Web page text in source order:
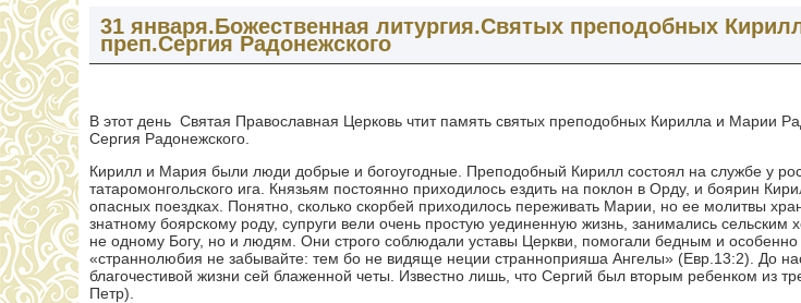
31 января.Божественная литургия.Святых преподобных
преп.Сергия Радонежского
В этот день Святая Православная Церковь чтит память святых преподобных Кирилла и Марии
Сергия Радонежского.
Кирилл и Мария были люди добрые и богоугодные. Преподобный Кирилл состоял на службе у
татаромонгольского ига. Князьям постоянно приходилось ездить на поклон в Орду, и боярин
опасных поездках. Понятно, сколько скорбей приходилось переживать Марии, но ее молитвы
знатному боярскому роду, супруги вели очень простую уединенную жизнь, занимались сельским
не одному Богу, но и людям. Они строго соблюдали уставы Церкви, помогали бедным и особенно
«страннолюбия не забывайте: тем бо не видяще неции странноприяша Ангелы» (Евр.13:2). До
благочестивой жизни сей блаженной четы. Известно лишь, что Сергий был вторым ребенком из
Петр).